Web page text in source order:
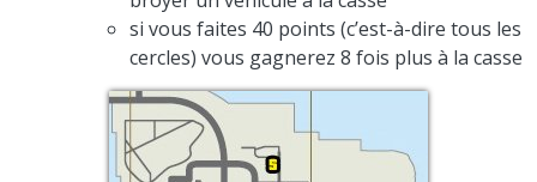
si vous faites 40 points (c’est-à-dire tous les
cercles) vous gagnerez 8 fois plus à la casse